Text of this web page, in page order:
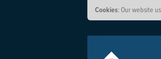
Cookies: Our website